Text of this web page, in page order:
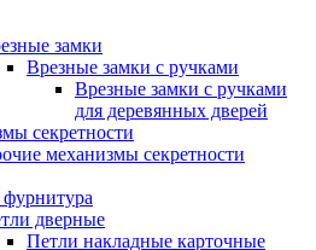
замки
Врезные замки с ручками
Врезные замки с ручками
для деревянных дверей
секретности
механизмы секретности
дверные
Петли накладные карточные